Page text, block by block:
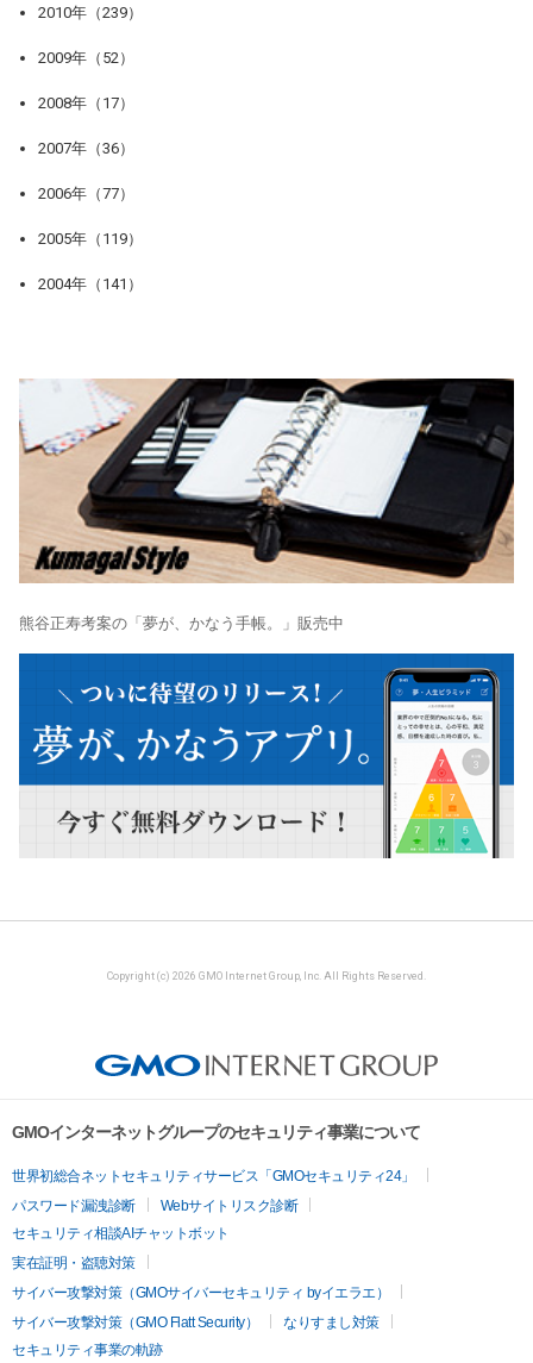
2010年（239）
2009年（52）
2008年（17）
2007年（36）
2006年（77）
2005年（119）
2004年（141）
熊谷正寿考案の「夢が、かなう手帳。」販売中
Copyright (c) 2026 GMO Internet Group, Inc. All Rights Reserved.
GMOインターネットグループのセキュリティ事業について
世界初総合ネットセキュリティサービス「GMOセキュリティ24」
パスワード漏洩診断
Webサイトリスク診断
セキュリティ相談AIチャットボット
実在証明・盗聴対策
サイバー攻撃対策（GMOサイバーセキュリティ byイエラエ）
サイバー攻撃対策（GMO Flatt Security）
なりすまし対策
セキュリティ事業の軌跡